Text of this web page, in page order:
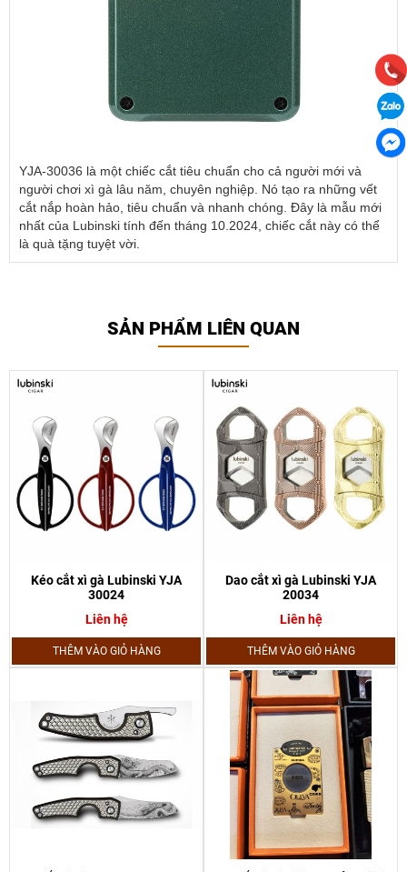
YJA-30036 là một chiếc cắt tiêu chuẩn cho cả người mới và
người chơi xì gà lâu năm, chuyên nghiệp. Nó tạo ra những vết
cắt nắp hoàn hảo, tiêu chuẩn và nhanh chóng. Đây là mẫu mới
nhất của Lubinski tính đến tháng 10.2024, chiếc cắt này có thể
là quà tặng tuyệt vời.
SẢN PHẨM LIÊN QUAN
Kéo cắt xì gà Lubinski YJA
30024
Liên hệ
THÊM VÀO GIỎ HÀNG
Dao cắt xì gà Lubinski YJA
20034
Liên hệ
THÊM VÀO GIỎ HÀNG